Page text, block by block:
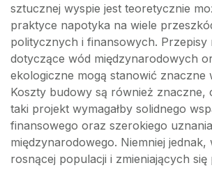
sztucznej wyspie jest teoretycznie
praktyce napotyka na wiele
politycznych i finansowych. Przepisy
dotyczące wód międzynarodowych
ekologiczne mogą stanowić znaczne
Koszty budowy są również znaczne,
taki projekt wymagałby solidnego
finansowego oraz szerokiego uznania
międzynarodowego. Niemniej jednak,
rosnącej populacji i zmieniających się